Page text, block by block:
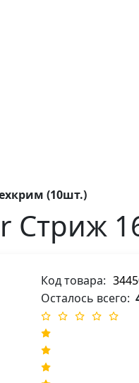
(10шт.)
Стриж
Код товара:
Осталось всего: